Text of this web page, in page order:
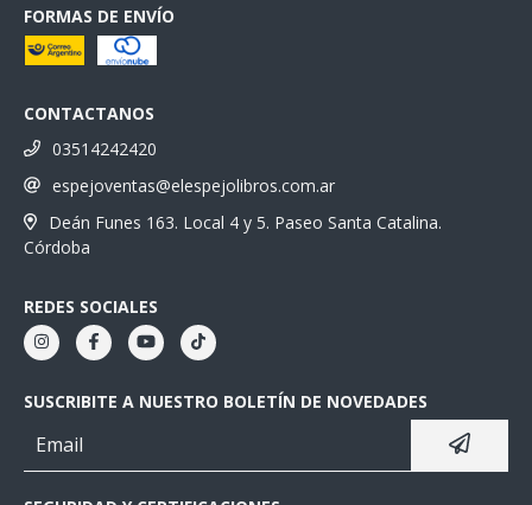
FORMAS DE ENVÍO
CONTACTANOS
03514242420
espejoventas@elespejolibros.com.ar
Deán Funes 163. Local 4 y 5. Paseo Santa Catalina.
Córdoba
REDES SOCIALES
SUSCRIBITE A NUESTRO BOLETÍN DE NOVEDADES